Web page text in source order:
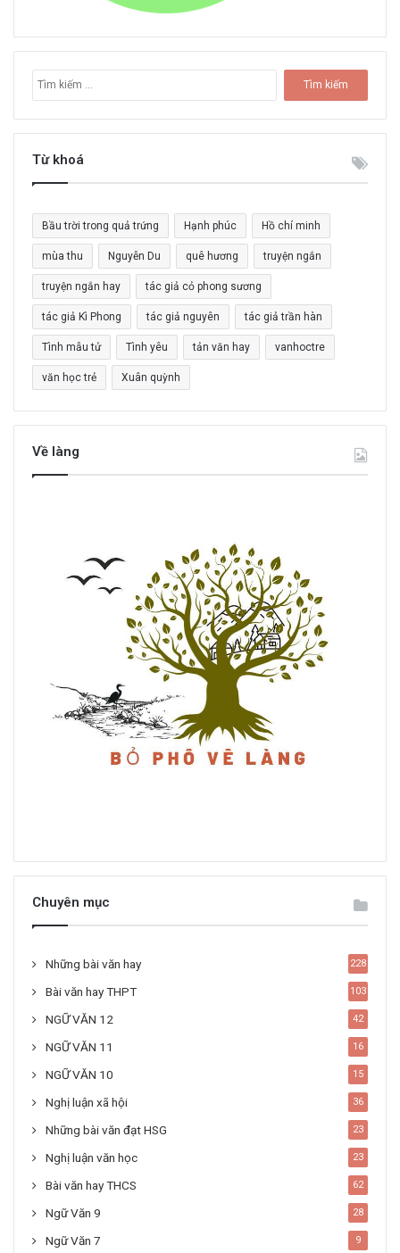
m
k
c
h
o
:
Từ khoá
Bầu trời trong quả trứng Hạnh phúc Hồ chí minh
mùa thu Nguyễn Du quê hương truyện ngắn
truyện ngắn hay tác giả cỏ phong sương
tác giả Kì Phong tác giả nguyên tác giả trần hàn
Tình mẫu tử Tình yêu tản văn hay vanhoctre
văn học trẻ Xuân quỳnh
Về làng
Chuyên mục
Những bài văn hay 228
Bài văn hay THPT 103
NGỮ VĂN 12 42
NGỮ VĂN 11 16
NGỮ VĂN 10 15
Nghị luận xã hội 36
Những bài văn đạt HSG 23
Nghị luận văn học 23
Bài văn hay THCS 62
Ngữ Văn 9 28
Ngữ Văn 7 9